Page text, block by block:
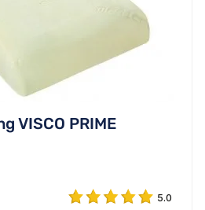
VISCO PRIME
5.0